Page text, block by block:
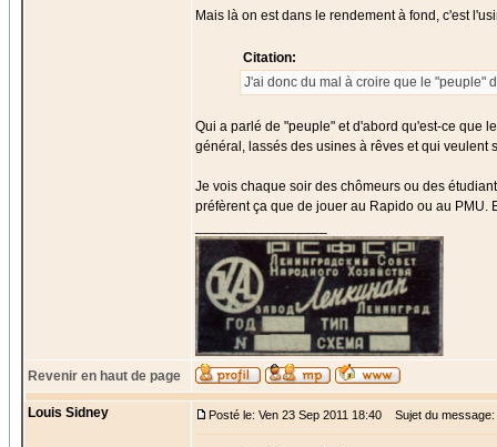
Mais là on est dans le rendement à fond, c'est
Citation:
J'ai donc du mal à croire que le "peuple"
Qui a parlé de "peuple" et d'abord qu'est-ce que
général, lassés des usines à rêves et qui veulent
Je vois chaque soir des chômeurs ou des
préfèrent ça que de jouer au Rapido ou au PMU.
Revenir en haut de page
Louis Sidney Posté le: Ven 23 Sep 2011 18:40 Sujet du message: